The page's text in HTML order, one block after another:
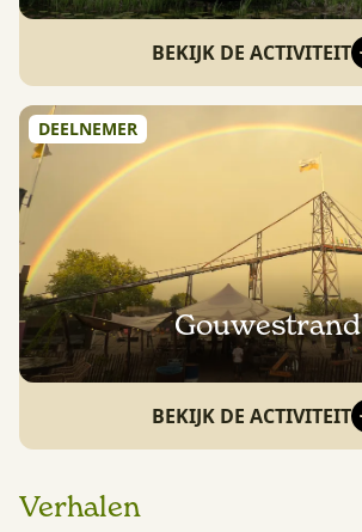
BEKIJK DE ACTIVITEIT
DEELNEMER
Gouwestrand
BEKIJK DE ACTIVITEIT
Verhalen